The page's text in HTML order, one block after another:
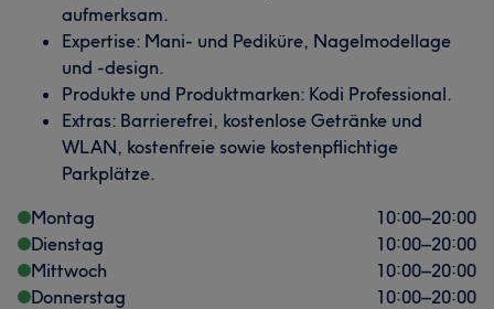
aufmerksam.
Expertise: Mani- und Pediküre, Nagelmodellage
und -design.
Produkte und Produktmarken: Kodi Professional.
Extras: Barrierefrei, kostenlose Getränke und
WLAN, kostenfreie sowie kostenpflichtige
Parkplätze.
Montag
10:00–20:00
Dienstag
10:00–20:00
Mittwoch
10:00–20:00
Donnerstag
10:00–20:00